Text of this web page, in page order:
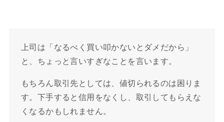
上司は「なるべく買い叩かないとダメだから」
と、ちょっと言いすぎなことを言います。
もちろん取引先としては、値切られるのは困りま
す。下手すると信用をなくし、取引してもらえな
くなるかもしれません。